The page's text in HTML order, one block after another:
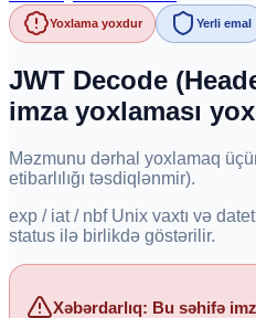
Yoxlama yoxdur Yerli emal
JWT Decode
imza yoxlaması
Məzmunu dərhal yoxlamaq
etibarlılığı təsdiqlənmir).
exp / iat / nbf Unix vaxtı və
status ilə birlikdə göstərilir.
Xəbərdarlıq: Bu səhifə